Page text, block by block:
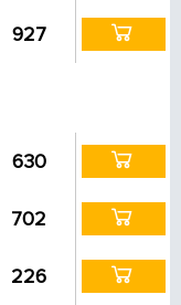
927
630
702
226